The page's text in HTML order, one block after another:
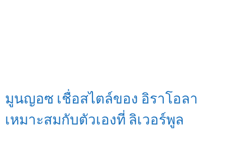
มูนญอซ เชื่อสไตล์ของ อิราโอลา
เหมาะสมกับตัวเองที่ ลิเวอร์พูล